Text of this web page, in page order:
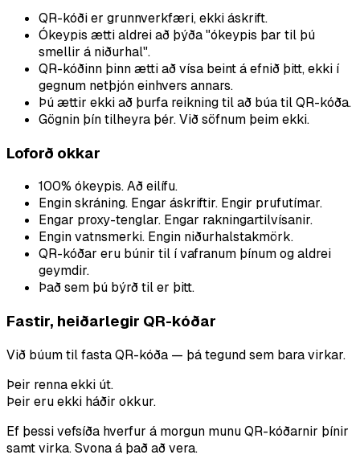
QR-kóði er grunnverkfæri, ekki áskrift.
Ókeypis ætti aldrei að þýða "ókeypis þar til þú
smellir á niðurhal".
QR-kóðinn þinn ætti að vísa beint á efnið þitt, ekki í
gegnum netþjón einhvers annars.
Þú ættir ekki að þurfa reikning til að búa til QR-kóða.
Gögnin þín tilheyra þér. Við söfnum þeim ekki.
Loforð okkar
100% ókeypis. Að eilífu.
Engin skráning. Engar áskriftir. Engir prufutímar.
Engar proxy-tenglar. Engar rakningartilvísanir.
Engin vatnsmerki. Engin niðurhalstakmörk.
QR-kóðar eru búnir til í vafranum þínum og aldrei
geymdir.
Það sem þú býrð til er þitt.
Fastir, heiðarlegir QR-kóðar
Við búum til fasta QR-kóða — þá tegund sem bara virkar.
Þeir renna ekki út.
Þeir eru ekki háðir okkur.
Ef þessi vefsíða hverfur á morgun munu QR-kóðarnir þínir
samt virka. Svona á það að vera.